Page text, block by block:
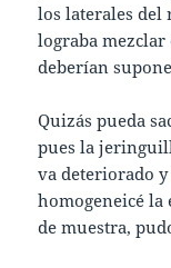
los laterales
lograba mezclar
deberían
Quizás pueda
pues la
va deteriorado
homogeneicé la
de muestra,